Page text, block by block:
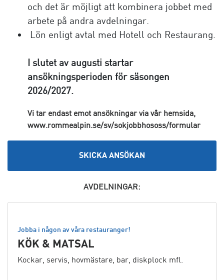
och det är möjligt att kombinera jobbet med
arbete på andra avdelningar.
Lön enligt avtal med Hotell och Restaurang.
I slutet av augusti startar
ansökningsperioden för säsongen
2026/2027.
Vi tar endast emot ansökningar via vår hemsida,
www.rommealpin.se/sv/sokjobbhososs/formular
SKICKA ANSÖKAN
AVDELNINGAR:
Jobba i någon av våra restauranger!
KÖK & MATSAL
Kockar, servis, hovmästare, bar, diskplock mfl.